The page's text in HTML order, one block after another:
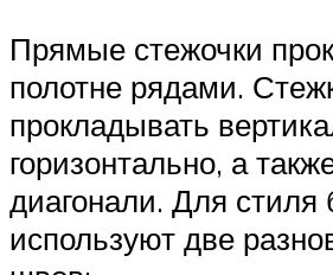
Прямые стежочки
полотне рядами.
прокладывать
горизонтально, а
диагонали. Для стиля
используют две